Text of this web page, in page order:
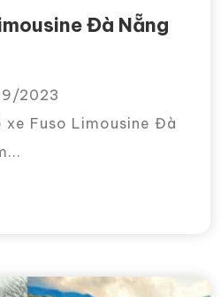
Đà Nẵng
2023
xe Fuso Limousine Đà